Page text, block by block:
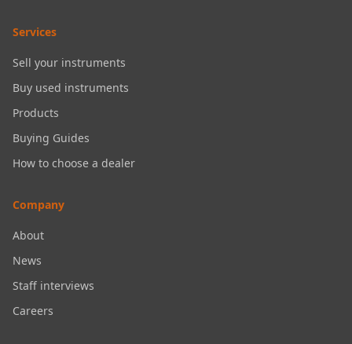
Services
Sell your instruments
Buy used instruments
Products
Buying Guides
How to choose a dealer
Company
About
News
Staff interviews
Careers